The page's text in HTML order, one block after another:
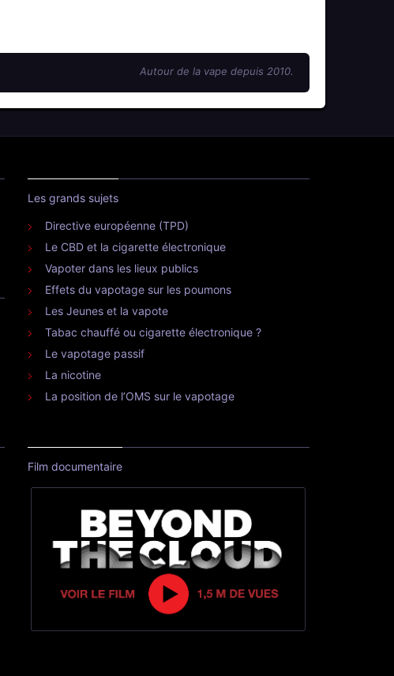
Autour de la vape depuis 2010.
Les grands sujets
Directive européenne (TPD)
Le CBD et la cigarette électronique
Vapoter dans les lieux publics
Effets du vapotage sur les poumons
Les Jeunes et la vapote
Tabac chauffé ou cigarette électronique ?
Le vapotage passif
La nicotine
La position de l’OMS sur le vapotage
Film documentaire